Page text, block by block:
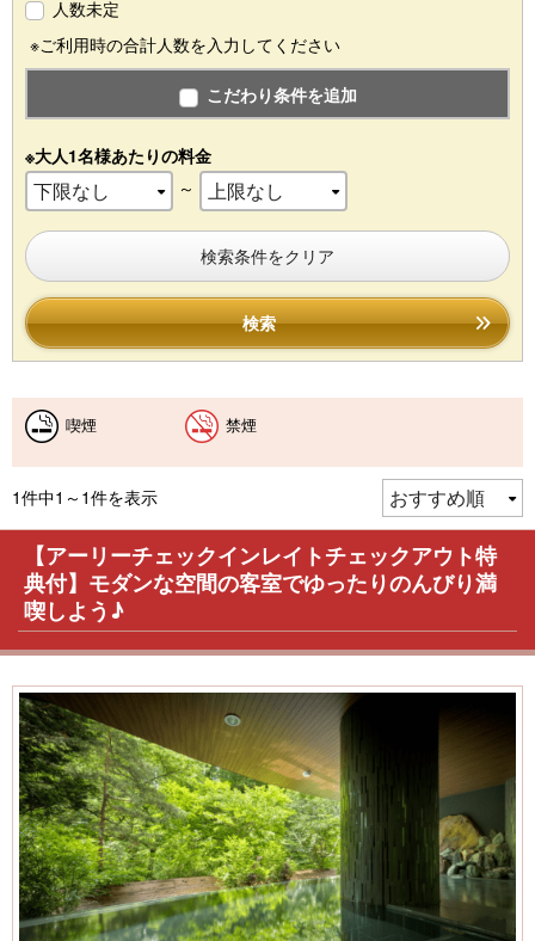
人数未定
※ご利用時の合計人数を入力してください
こだわり条件を追加
※大人1名様あたりの料金
～
検索条件をクリア
検索
喫煙 禁煙
1件中1～1件を表示
【アーリーチェックインレイトチェックアウト特
典付】モダンな空間の客室でゆったりのんびり満
喫しよう♪